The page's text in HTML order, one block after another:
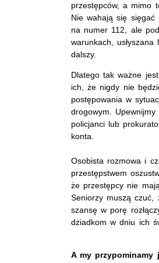
przestępców, a mimo
Nie wahają się
na numer 112, ale
warunkach,
dalszy.
Dlatego tak ważne
ich, że nigdy nie
postępowania w
drogowym.
policjanci lub
konta.
Osobista rozmowa i
przestępstwem
że przestępcy nie
Seniorzy muszą
szansę w porę
dziadkom w dniu ich
A my